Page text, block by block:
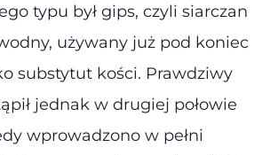
typu był gips, czyli siarczan
używany już pod koniec
substytut kości. Prawdziwy
jednak w drugiej połowie
wprowadzono w pełni